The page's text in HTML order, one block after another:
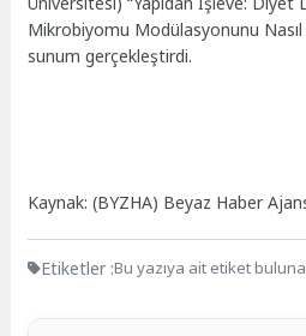
Mikrobiyomu Modülasyonunu Nasıl
sunum gerçekleştirdi.
Kaynak: (BYZHA) Beyaz Haber
Etiketler :Bu yazıya ait etiket